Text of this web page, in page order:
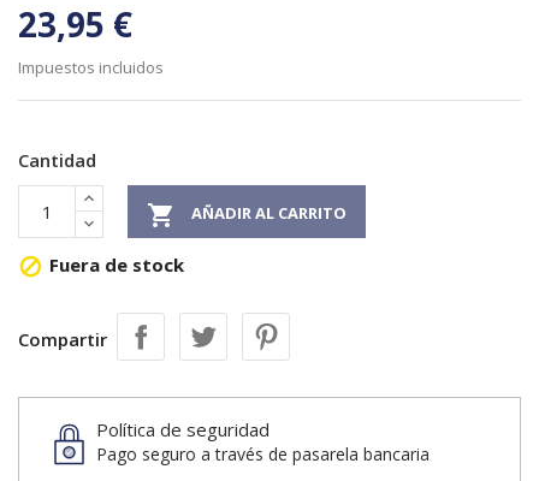
23,95 €
Impuestos incluidos
Cantidad
 AÑADIR AL CARRITO
 Fuera de stock
Compartir
Política de seguridad
Pago seguro a través de pasarela bancaria